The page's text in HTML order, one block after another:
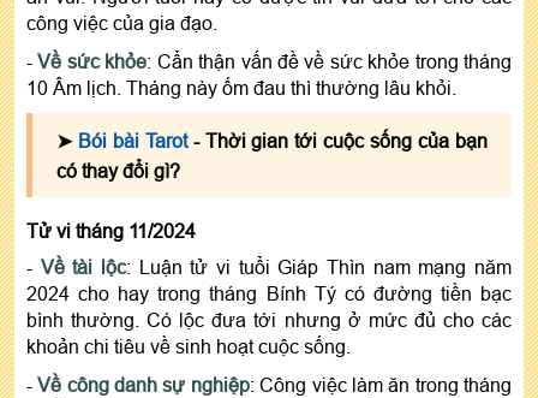
công việc của gia đạo.
-Về sức khỏe: Cẩn thận vấn đề về sức khỏe trong tháng
10 Âm lịch. Tháng này ốm đau thì thường lâu khỏi.
➤ Bói bài Tarot- Thời gian tới cuộc sống của bạn
có thay đổi gì?
Tử vi tháng 11/2024
- Về tài lộc: Luận tử vi tuổi Giáp Thìn nam mạng năm
2024 cho hay trong tháng Bính Tý có đường tiền bạc
bình thường. Có lộc đưa tới nhưng ở mức đủ cho các
khoản chi tiêu về sinh hoạt cuộc sống.
-Về công danh sự nghiệp: Công việc làm ăn trong tháng